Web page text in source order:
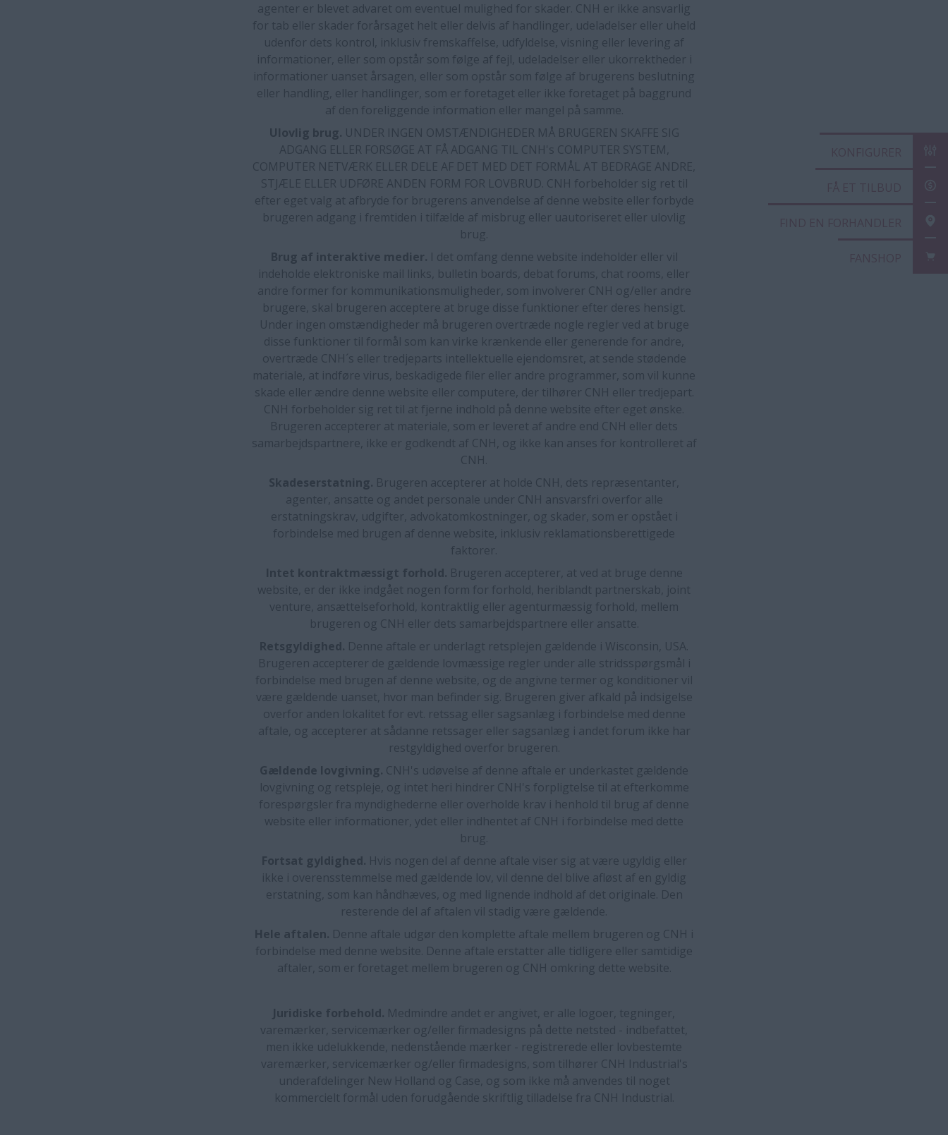
agenter er blevet advaret om eventuel mulighed for skader. CNH er ikke ansvarlig
for tab eller skader forårsaget helt eller delvis af handlinger, udeladelser eller uheld
udenfor dets kontrol, inklusiv fremskaffelse, udfyldelse, visning eller levering af
informationer, eller som opstår som følge af fejl, udeladelser eller ukorrektheder i
informationer uanset årsagen, eller som opstår som følge af brugerens beslutning
eller handling, eller handlinger, som er foretaget eller ikke foretaget på baggrund
af den foreliggende information eller mangel på samme.
Ulovlig brug. UNDER INGEN OMSTÆNDIGHEDER MÅ BRUGEREN SKAFFE SIG
ADGANG ELLER FORSØGE AT FÅ ADGANG TIL CNH's COMPUTER SYSTEM,
COMPUTER NETVÆRK ELLER DELE AF DET MED DET FORMÅL AT BEDRAGE ANDRE,
STJÆLE ELLER UDFØRE ANDEN FORM FOR LOVBRUD. CNH forbeholder sig ret til
efter eget valg at afbryde for brugerens anvendelse af denne website eller forbyde
brugeren adgang i fremtiden i tilfælde af misbrug eller uautoriseret eller ulovlig
brug.
Brug af interaktive medier. I det omfang denne website indeholder eller vil
indeholde elektroniske mail links, bulletin boards, debat forums, chat rooms, eller
andre former for kommunikationsmuligheder, som involverer CNH og/eller andre
brugere, skal brugeren acceptere at bruge disse funktioner efter deres hensigt.
Under ingen omstændigheder må brugeren overtræde nogle regler ved at bruge
disse funktioner til formål som kan virke krænkende eller generende for andre,
overtræde CNH´s eller tredjeparts intellektuelle ejendomsret, at sende stødende
materiale, at indføre virus, beskadigede filer eller andre programmer, som vil kunne
skade eller ændre denne website eller computere, der tilhører CNH eller tredjepart.
CNH forbeholder sig ret til at fjerne indhold på denne website efter eget ønske.
Brugeren accepterer at materiale, som er leveret af andre end CNH eller dets
samarbejdspartnere, ikke er godkendt af CNH, og ikke kan anses for kontrolleret af
CNH.
Skadeserstatning. Brugeren accepterer at holde CNH, dets repræsentanter,
agenter, ansatte og andet personale under CNH ansvarsfri overfor alle
erstatningskrav, udgifter, advokatomkostninger, og skader, som er opstået i
forbindelse med brugen af denne website, inklusiv reklamationsberettigede
faktorer.
Intet kontraktmæssigt forhold. Brugeren accepterer, at ved at bruge denne
website, er der ikke indgået nogen form for forhold, heriblandt partnerskab, joint
venture, ansættelseforhold, kontraktlig eller agenturmæssig forhold, mellem
brugeren og CNH eller dets samarbejdspartnere eller ansatte.
Retsgyldighed. Denne aftale er underlagt retsplejen gældende i Wisconsin, USA.
Brugeren accepterer de gældende lovmæssige regler under alle stridsspørgsmål i
forbindelse med brugen af denne website, og de angivne termer og konditioner vil
være gældende uanset, hvor man befinder sig. Brugeren giver afkald på indsigelse
overfor anden lokalitet for evt. retssag eller sagsanlæg i forbindelse med denne
aftale, og accepterer at sådanne retssager eller sagsanlæg i andet forum ikke har
restgyldighed overfor brugeren.
Gældende lovgivning. CNH's udøvelse af denne aftale er underkastet gældende
lovgivning og retspleje, og intet heri hindrer CNH's forpligtelse til at efterkomme
forespørgsler fra myndighederne eller overholde krav i henhold til brug af denne
website eller informationer, ydet eller indhentet af CNH i forbindelse med dette
brug.
Fortsat gyldighed. Hvis nogen del af denne aftale viser sig at være ugyldig eller
ikke i overensstemmelse med gældende lov, vil denne del blive afløst af en gyldig
erstatning, som kan håndhæves, og med lignende indhold af det originale. Den
resterende del af aftalen vil stadig være gældende.
Hele aftalen. Denne aftale udgør den komplette aftale mellem brugeren og CNH i
forbindelse med denne website. Denne aftale erstatter alle tidligere eller samtidige
aftaler, som er foretaget mellem brugeren og CNH omkring dette website.
Juridiske forbehold. Medmindre andet er angivet, er alle logoer, tegninger,
varemærker, servicemærker og/eller firmadesigns på dette netsted - indbefattet,
men ikke udelukkende, nedenstående mærker - registrerede eller lovbestemte
varemærker, servicemærker og/eller firmadesigns, som tilhører CNH Industrial's
underafdelinger New Holland og Case, og som ikke må anvendes til noget
kommercielt formål uden forudgående skriftlig tilladelse fra CNH Industrial.